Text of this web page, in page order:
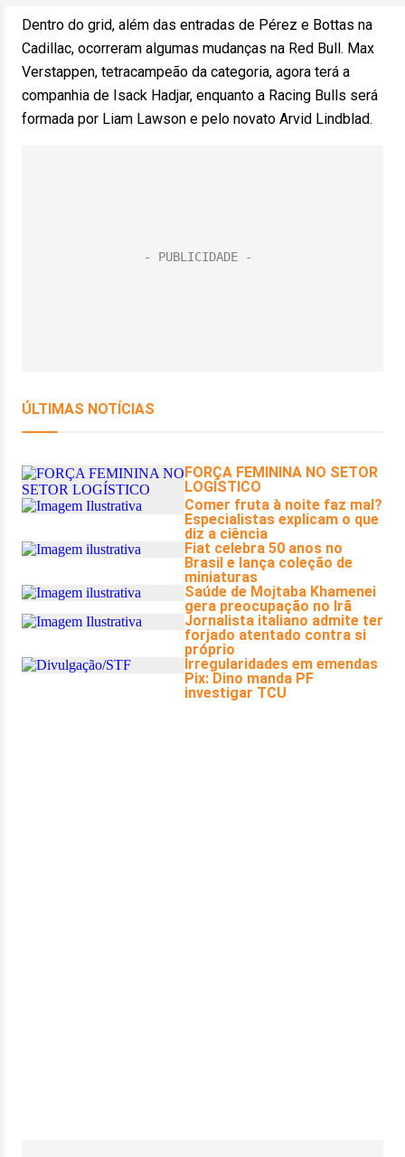
Dentro do grid, além das entradas de Pérez e Bottas na
Cadillac, ocorreram algumas mudanças na Red Bull. Max
Verstappen, tetracampeão da categoria, agora terá a
companhia de Isack Hadjar, enquanto a Racing Bulls será
formada por Liam Lawson e pelo novato Arvid Lindblad.